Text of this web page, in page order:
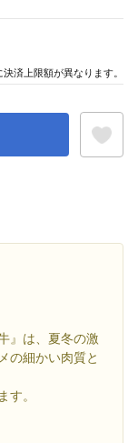
』は、夏冬の激
の細かい肉質と
す。
済上限額が異なります。